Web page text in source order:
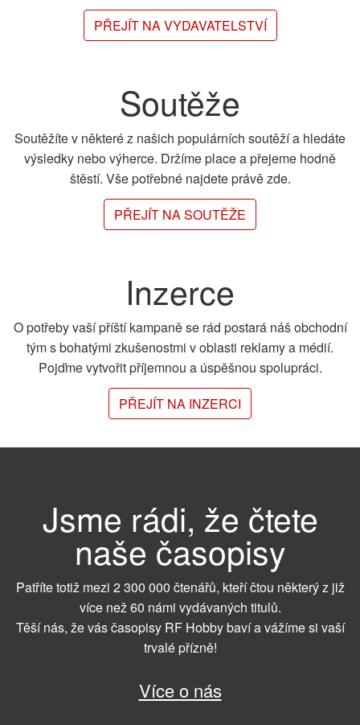
PŘEJÍT NA VYDAVATELSTVÍ
Soutěže
Soutěžíte v některé z našich populárních soutěží a hledáte
výsledky nebo výherce. Držíme place a přejeme hodně
štěstí. Vše potřebné najdete právě zde.
PŘEJÍT NA SOUTĚŽE
Inzerce
O potřeby vaší příští kampaně se rád postará náš obchodní
tým s bohatými zkušenostmi v oblasti reklamy a médií.
Pojďme vytvořit příjemnou a úspěšnou spolupráci.
PŘEJÍT NA INZERCI
Jsme rádi, že čtete
naše časopisy
Patříte totiž mezi 2 300 000 čtenářů, kteří čtou některý z již
více než 60 námi vydávaných titulů.
Těší nás, že vás časopisy RF Hobby baví a vážíme si vaší
trvalé přízně!
Více o nás